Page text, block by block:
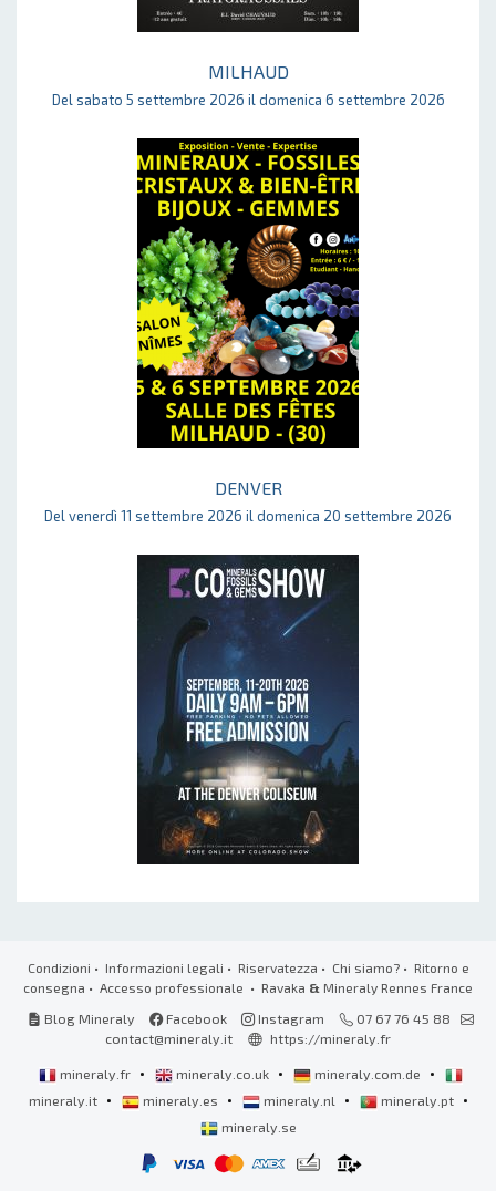
MILHAUD
Del sabato 5 settembre 2026 il domenica 6 settembre 2026
DENVER
Del venerdì 11 settembre 2026 il domenica 20 settembre 2026
Condizioni • Informazioni legali • Riservatezza • Chi siamo?• Ritorno e
consegna • Accesso professionale • Ravaka & Mineraly Rennes France
Blog Mineraly
Facebook Instagram
07 67 76 45 88
contact@mineraly.it
https://mineraly.fr
mineraly.fr • mineraly.co.uk • mineraly.com.de •
mineraly.it • mineraly.es • mineraly.nl • mineraly.pt •
mineraly.se